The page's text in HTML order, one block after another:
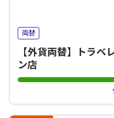
両替
【外貨両替】トラベ
ン店